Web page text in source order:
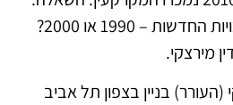
מהו יום הרכישה של הזכויות החדשות – 1990 או 2000?
מירצקי.
(העורר) בניין בצפון תל אביב